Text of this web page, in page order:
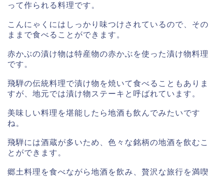
って作られる料理です。
こんにゃくにはしっかり味つけされているので、その
ままで食べることができます。
赤かぶの漬け物は特産物の赤かぶを使った漬け物料理
です。
飛騨の伝統料理で漬け物を焼いて食べることもありま
すが、地元では漬け物ステーキと呼ばれています。
美味しい料理を堪能したら地酒も飲んでみたいです
ね。
飛騨には酒蔵が多いため、色々な銘柄の地酒を飲むこ
とができます。
郷土料理を食べながら地酒を飲み、贅沢な旅行を満喫